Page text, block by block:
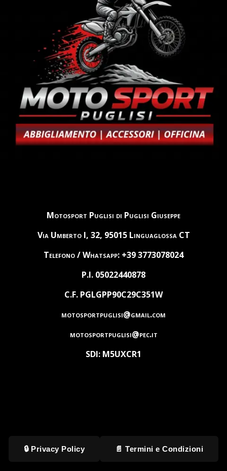
Motosport Puglisi di Puglisi Giuseppe
Via Umberto I, 32, 95015 Linguaglossa CT
Telefono / Whatsapp: +39 3773078024
P.I. 05022440878
C.F. PGLGPP90C29C351W
motosportpuglisi@gmail.com
motosportpuglisi@pec.it
SDI: M5UXCR1
🔒 Privacy Policy 📄 Termini e Condizioni